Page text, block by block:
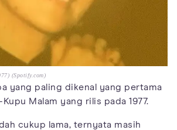
(Spotify.com)
yang paling dikenal yang pertama
Malam yang rilis pada 1977.
cukup lama, ternyata masih